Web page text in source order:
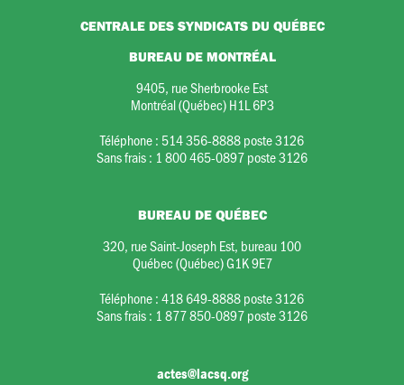
CENTRALE DES SYNDICATS DU QUÉBEC
BUREAU DE MONTRÉAL
9405, rue Sherbrooke Est
Montréal (Québec) H1L 6P3
Téléphone : 514 356-8888 poste 3126
Sans frais : 1 800 465-0897 poste 3126
BUREAU DE QUÉBEC
320, rue Saint-Joseph Est, bureau 100
Québec (Québec) G1K 9E7
Téléphone :418 649-8888 poste 3126
Sans frais : 1 877 850-0897 poste 3126
actes@lacsq.org